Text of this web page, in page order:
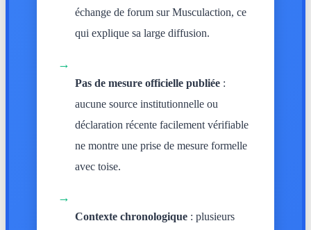
échange de forum sur Musculaction, ce
qui explique sa large diffusion.
→
Pas de mesure officielle publiée :
aucune source institutionnelle ou
déclaration récente facilement vérifiable
ne montre une prise de mesure formelle
avec toise.
→
Contexte chronologique : plusieurs